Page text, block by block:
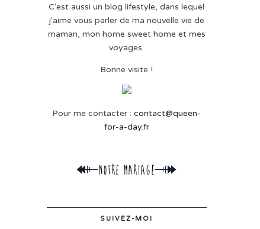
C'est aussi un blog lifestyle, dans lequel
j'aime vous parler de ma nouvelle vie de
maman, mon home sweet home et mes
voyages.
Bonne visite !
Pour me contacter :contact@queen-
for-a-day.fr
SUIVEZ-MOI